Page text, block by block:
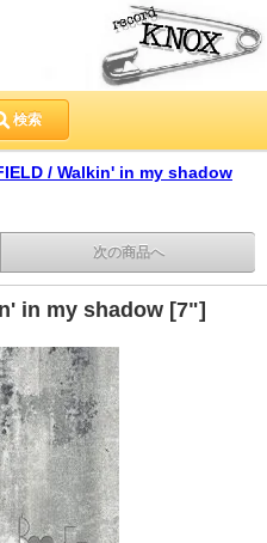
検索
/ Walkin' in my shadow
次の商品へ
in my shadow [7"]